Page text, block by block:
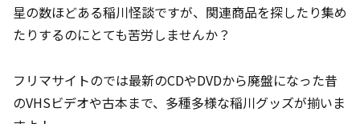
星の数ほどある稲川怪談ですが、関連商品を探したり集め
たりするのにとても苦労しませんか？
フリマサイトのでは最新のCDやDVDから廃盤になった昔
のVHSビデオや古本まで、多種多様な稲川グッズが揃いま